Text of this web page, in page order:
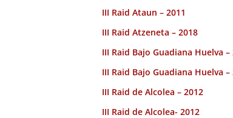
III Raid Ataun – 2011
III Raid Atzeneta – 2018
III Raid Bajo Guadiana Huelva –
III Raid Bajo Guadiana Huelva –
III Raid de Alcolea – 2012
III Raid de Alcolea- 2012